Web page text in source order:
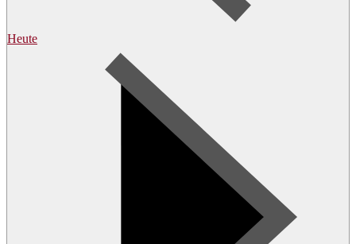
Heute